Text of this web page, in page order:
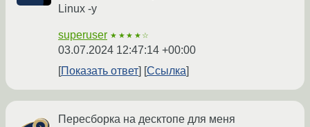
Linux -у
superuser ★★★★☆
03.07.2024 12:47:14 +00:00
Показать ответ
Ссылка
Пересборка на десктопе для меня